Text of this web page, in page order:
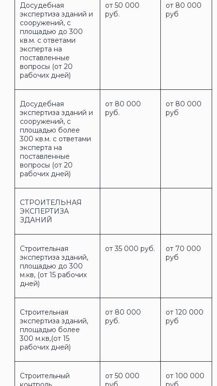
Досудебная
экспертиза зданий и
сооружений, с
площадью до 300
кв.м. с ответами
эксперта на
поставленные
вопросы (от 20
рабочих дней)
от 50 000
руб.
от 80 000
руб
Досудебная
экспертиза зданий и
сооружений, с
площадью более
300 кв.м. с ответами
эксперта на
поставленные
вопросы (от 20
рабочих дней)
от 80 000
руб.
от 80 000
руб
СТРОИТЕЛЬНАЯ
ЭКСПЕРТИЗА
ЗДАНИЙ
Строительная
экспертиза зданий,
площадью до 300
м.кв, (от 15 рабочих
дней)
от 35 000 руб.
от 70 000
руб
Строительная
экспертиза зданий,
площадью более
300 м.кв,(от 15
рабочих дней)
от 80 000
руб.
от 120 000
руб
Строительный
от 50 000
от 100 000